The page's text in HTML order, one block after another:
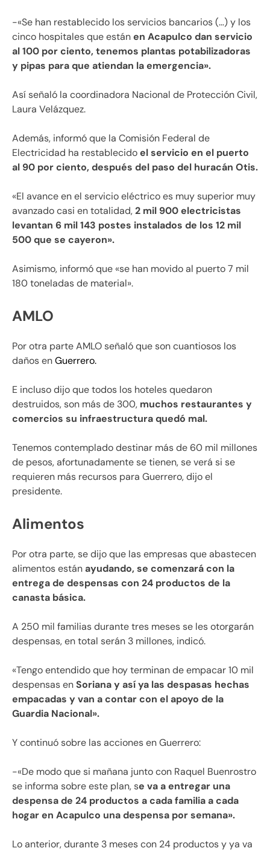
-«Se han restablecido los servicios bancarios (…) y los
cinco hospitales que estánen Acapulco dan servicio
al 100 por ciento, tenemos plantas potabilizadoras
y pipas para que atiendan la emergencia».
Así señaló la coordinadora Nacional de Protección Civil,
Laura Velázquez.
Además, informó que la Comisión Federal de
Electricidad ha restablecidoel servicio en el puerto
al 90 por ciento, después del paso del huracán Otis.
«El avance en el servicio eléctrico es muy superior muy
avanzado casi en totalidad,2 mil 900 electricistas
levantan 6 mil 143 postes instalados de los 12 mil
500 que se cayeron».
Asimismo, informó que «se han movido al puerto 7 mil
180 toneladas de material».
AMLO
Por otra parte AMLO señaló que son cuantiosos los
daños enGuerrero.
E incluso dijo que todos los hoteles quedaron
destruidos, son más de 300, muchos restaurantes y
comercios su infraestructura quedó mal.
Tenemos contemplado destinar más de 60 mil millones
de pesos, afortunadamente se tienen, se verá si se
requieren más recursos para Guerrero, dijo el
presidente.
Alimentos
Por otra parte, se dijo que las empresas que abastecen
alimentos estánayudando, se comenzará con la
entrega de despensas con 24 productos de la
canasta básica.
A 250 mil familias durante tres meses se les otorgarán
despensas, en total serán 3 millones, indicó.
«Tengo entendido que hoy terminan de empacar 10 mil
despensas enSoriana y así ya las despasas hechas
empacadas y van a contar con el apoyo de la
Guardia Nacional».
Y continuó sobre las acciones en Guerrero:
-«De modo que si mañana junto con Raquel Buenrostro
se informa sobre este plan, se va a entregar una
despensa de 24 productos a cada familia a cada
hogar en Acapulco una despensa por semana».
Lo anterior, durante 3 meses con 24 productos y ya va